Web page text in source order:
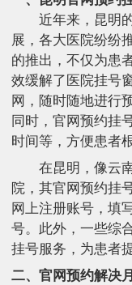
近年来，昆明
展，各大医院纷纷
的推出，不仅为患
效缓解了医院挂号
网，随时随地进行
同时，官网预约挂
时间等，方便患者
在昆明，像云
院，其官网预约挂
网上注册账号，填
号。此外，一些综
挂号服务，为患者
二、官网预约解决